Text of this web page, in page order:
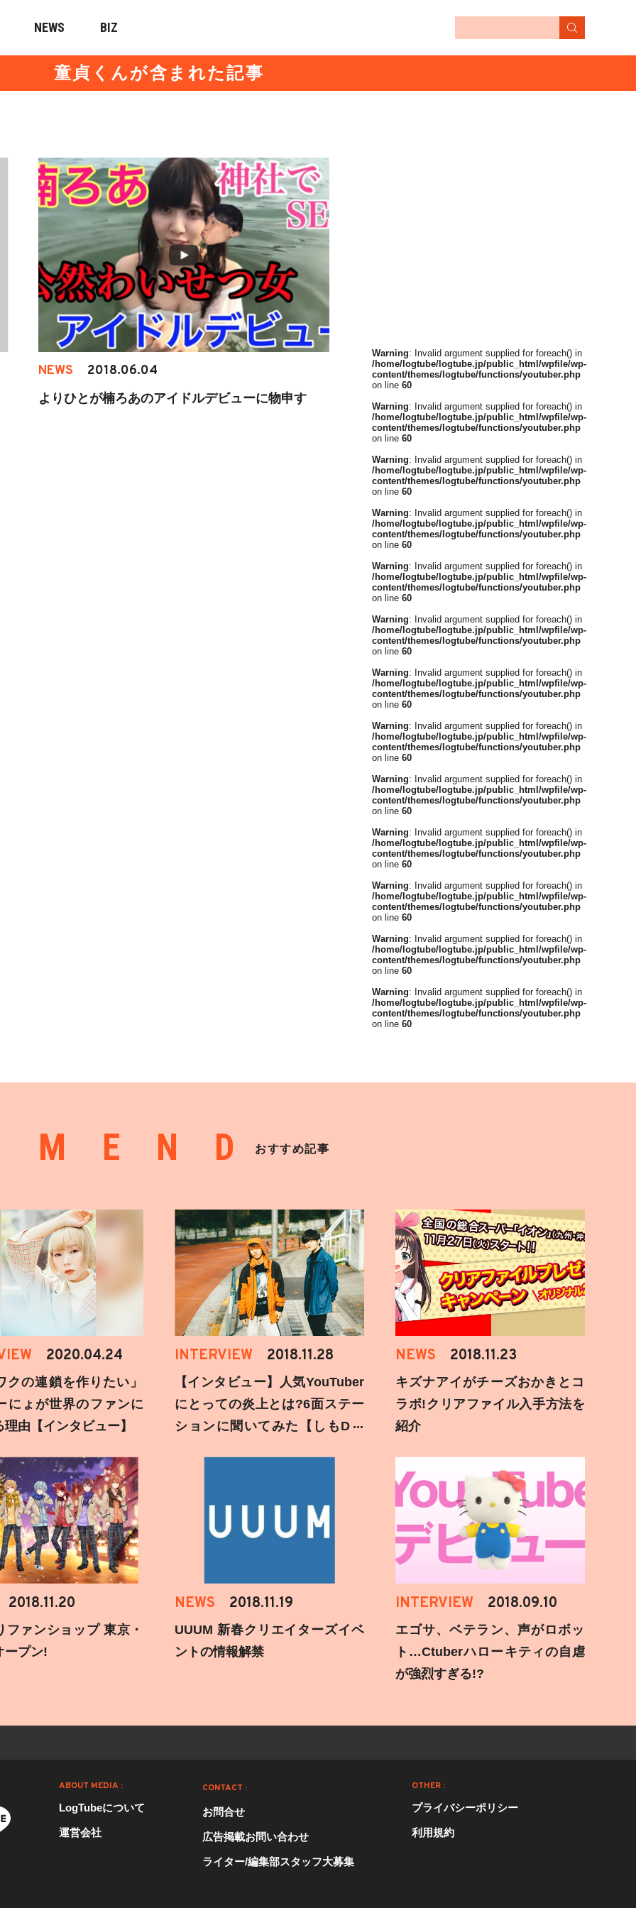
NEWS BIZ
童貞くんが含まれた記事
NEWS 2018.06.04
よりひとが楠ろあのアイドルデビューに物申す
Warning: Invalid argument supplied for foreach() in
/home/logtube/logtube.jp/public_html/wpfile/wp-
content/themes/logtube/functions/youtuber.php
on line 60
Warning: Invalid argument supplied for foreach() in
/home/logtube/logtube.jp/public_html/wpfile/wp-
content/themes/logtube/functions/youtuber.php
on line 60
Warning: Invalid argument supplied for foreach() in
/home/logtube/logtube.jp/public_html/wpfile/wp-
content/themes/logtube/functions/youtuber.php
on line 60
Warning: Invalid argument supplied for foreach() in
/home/logtube/logtube.jp/public_html/wpfile/wp-
content/themes/logtube/functions/youtuber.php
on line 60
Warning: Invalid argument supplied for foreach() in
/home/logtube/logtube.jp/public_html/wpfile/wp-
content/themes/logtube/functions/youtuber.php
on line 60
Warning: Invalid argument supplied for foreach() in
/home/logtube/logtube.jp/public_html/wpfile/wp-
content/themes/logtube/functions/youtuber.php
on line 60
Warning: Invalid argument supplied for foreach() in
/home/logtube/logtube.jp/public_html/wpfile/wp-
content/themes/logtube/functions/youtuber.php
on line 60
Warning: Invalid argument supplied for foreach() in
/home/logtube/logtube.jp/public_html/wpfile/wp-
content/themes/logtube/functions/youtuber.php
on line 60
Warning: Invalid argument supplied for foreach() in
/home/logtube/logtube.jp/public_html/wpfile/wp-
content/themes/logtube/functions/youtuber.php
on line 60
Warning: Invalid argument supplied for foreach() in
/home/logtube/logtube.jp/public_html/wpfile/wp-
content/themes/logtube/functions/youtuber.php
on line 60
Warning: Invalid argument supplied for foreach() in
/home/logtube/logtube.jp/public_html/wpfile/wp-
content/themes/logtube/functions/youtuber.php
on line 60
Warning: Invalid argument supplied for foreach() in
/home/logtube/logtube.jp/public_html/wpfile/wp-
content/themes/logtube/functions/youtuber.php
on line 60
Warning: Invalid argument supplied for foreach() in
/home/logtube/logtube.jp/public_html/wpfile/wp-
content/themes/logtube/functions/youtuber.php
on line 60
おすすめ記事
2020.04.24
クの連鎖を作りたい」
にょが世界のファンに
由【インタビュー】
INTERVIEW 2018.11.28
【インタビュー】人気YouTuber
にとっての炎上とは?6面ステー
ションに聞いてみた【しもD遅
NEWS 2018.11.23
キズナアイがチーズおかきとコ
ラボ!クリアファイル入手方法を
紹介
2018.11.20
ファンショップ 東京・
ープン!
NEWS 2018.11.19
UUUM 新春クリエイターズイベ
ントの情報解禁
INTERVIEW 2018.09.10
エゴサ、ベテラン、声がロボッ
ト…Ctuberハローキティの自虐
が強烈すぎる!?
ABOUT MEDIA :
LogTubeについて
運営会社
CONTACT :
お問合せ
広告掲載お問い合わせ
ライター/編集部スタッフ大募集
OTHER :
プライバシーポリシー
利用規約